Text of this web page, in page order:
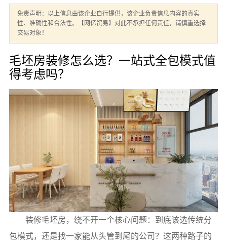
免责声明：以上信息由该企业自行提供，该企业负责信息内容的真实
性、准确性和合法性。【网亿贸易】对此不承担任何责任，请慎重选择
交易对象！
毛坯房装修怎么选？一站式全包模式值
得考虑吗？
装修毛坯房，绕不开一个核心问题：到底该选传统分
包模式，还是找一家能从头管到尾的公司？这两种路子的